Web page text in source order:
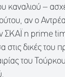
καναλιού –
αν ο
ΣΚΑΪ η prime
στις δικές του
του Τούρκου